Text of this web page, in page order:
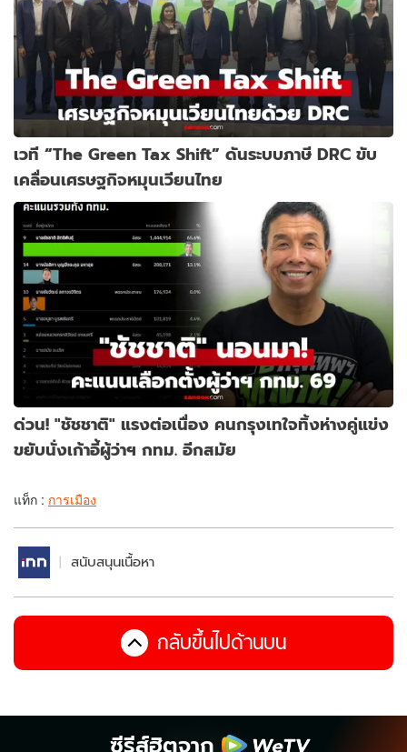
เวที “The Green Tax Shift” ดันระบบภาษี DRC ขับ
เคลื่อนเศรษฐกิจหมุนเวียนไทย
ด่วน! "ชัชชาติ" แรงต่อเนื่อง คนกรุงเทใจทิ้งห่างคู่แข่ง
ขยับนั่งเก้าอี้ผู้ว่าฯ กทม. อีกสมัย
แท็ก : การเมือง
สนับสนุนเนื้อหา
กลับขึ้นไปด้านบน
ซีรีส์ฮิตจาก